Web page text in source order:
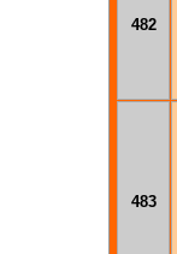
482
483